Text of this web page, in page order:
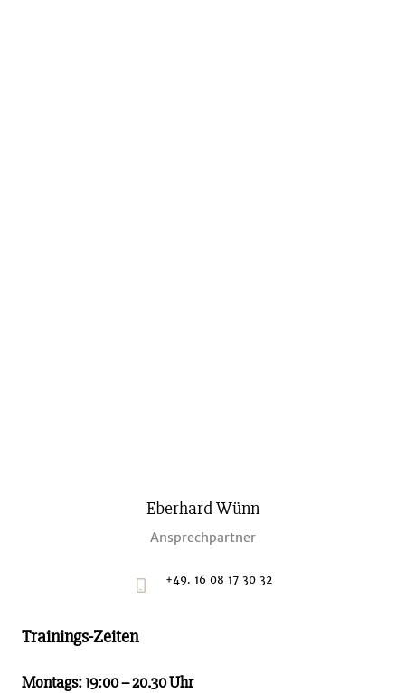
Eberhard Wünn
Ansprechpartner
+49. 16 08 17 30 32
Trainings-Zeiten
Montags: 19:00 – 20.30 Uhr